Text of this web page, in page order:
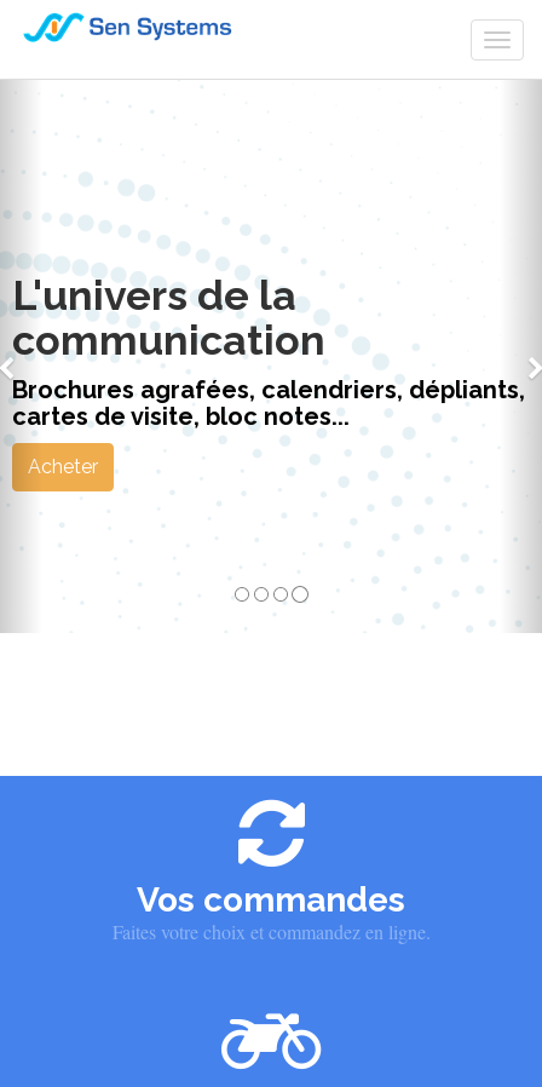
L'univers de la
communication
Brochures agrafées, calendriers, dépliants,
cartes de visite, bloc notes...
Acheter
Vos commandes
Faites votre choix et commandez en ligne.